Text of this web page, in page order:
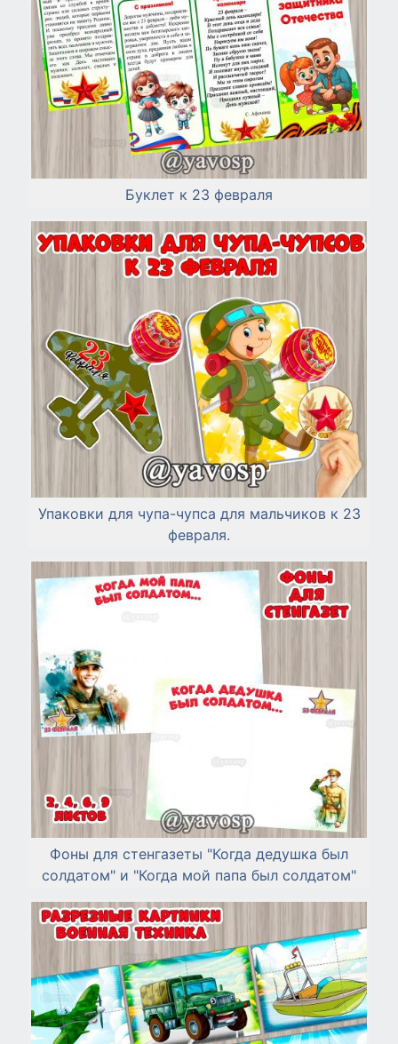
Буклет к 23 февраля
Упаковки для чупа-чупса для мальчиков к 23
февраля.
Фоны для стенгазеты "Когда дедушка был
солдатом" и "Когда мой папа был солдатом"